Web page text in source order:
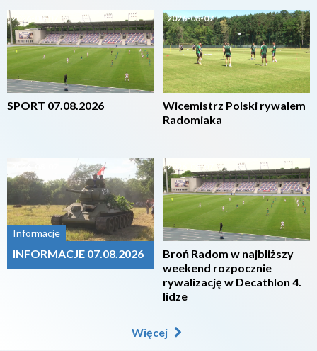
2026-08-07
SPORT 07.08.2026
Informacje
INFORMACJE 07.08.2026
2026-08-07
Wicemistrz Polski rywalem
Radomiaka
2026-08-07
Broń Radom w najbliższy
weekend rozpocznie
rywalizację w Decathlon 4.
lidze
Więcej